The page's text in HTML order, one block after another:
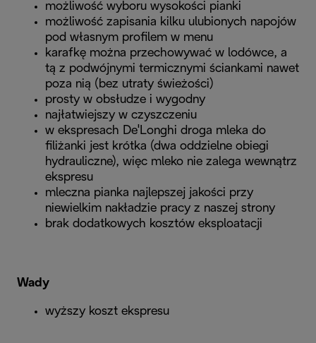
możliwość wyboru wysokości pianki
możliwość zapisania kilku ulubionych napojów
pod własnym profilem w menu
karafkę można przechowywać w lodówce, a
tą z podwójnymi termicznymi ściankami nawet
poza nią (bez utraty świeżości)
prosty w obsłudze i wygodny
najłatwiejszy w czyszczeniu
w ekspresach DeˈLonghi droga mleka do
filiżanki jest krótka (dwa oddzielne obiegi
hydrauliczne), więc mleko nie zalega wewnątrz
ekspresu
mleczna pianka najlepszej jakości przy
niewielkim nakładzie pracy z naszej strony
brak dodatkowych kosztów eksploatacji
Wady
wyższy koszt ekspresu